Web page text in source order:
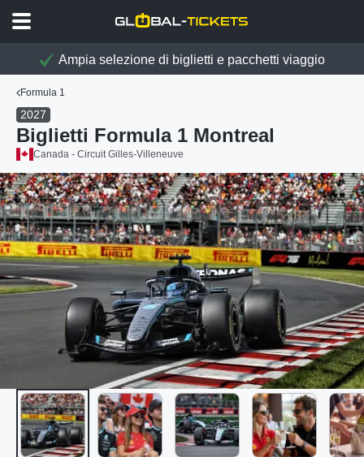
Ampia selezione di biglietti e pacchetti viaggio
Formula 1
2027
Biglietti Formula 1 Montreal
Canada - Circuit Gilles-Villeneuve